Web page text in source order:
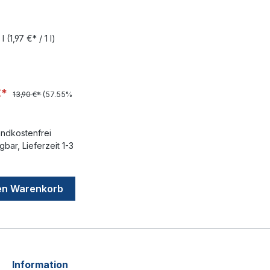
l (1,97 €* / 1 l)
13,90 €* (57.55%
Lieferzeit 1-3
Warenkorb
Information